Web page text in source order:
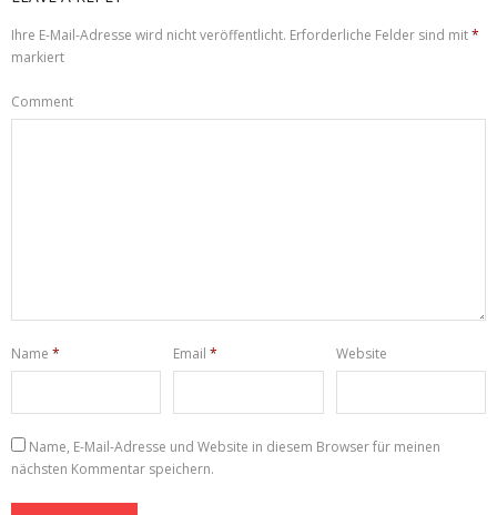
Ihre E-Mail-Adresse wird nicht veröffentlicht. Erforderliche Felder sind mit*
markiert
Comment
Name * Email* Website
Name, E-Mail-Adresse und Website in diesem Browser für meinen
nächsten Kommentar speichern.